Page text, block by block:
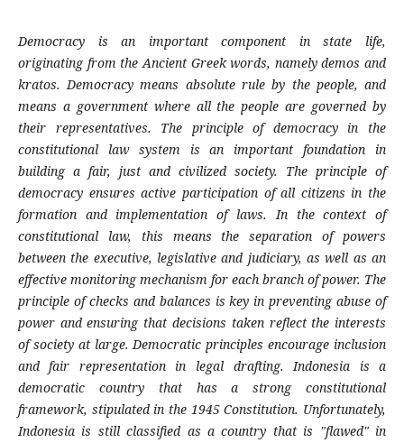
Democracy is an important component in state life,
originating from the Ancient Greek words, namely demos and
kratos. Democracy means absolute rule by the people, and
means a government where all the people are governed by
their representatives. The principle of democracy in the
constitutional law system is an important foundation in
building a fair, just and civilized society. The principle of
democracy ensures active participation of all citizens in the
formation and implementation of laws. In the context of
constitutional law, this means the separation of powers
between the executive, legislative and judiciary, as well as an
effective monitoring mechanism for each branch of power. The
principle of checks and balances is key in preventing abuse of
power and ensuring that decisions taken reflect the interests
of society at large. Democratic principles encourage inclusion
and fair representation in legal drafting. Indonesia is a
democratic country that has a strong constitutional
framework, stipulated in the 1945 Constitution. Unfortunately,
Indonesia is still classified as a country that is "flawed" in